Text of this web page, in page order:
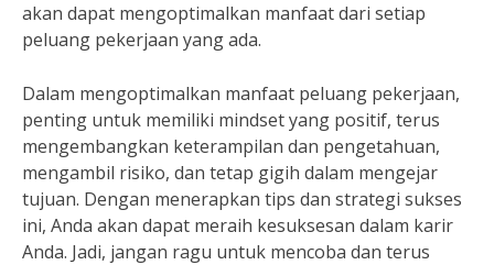
akan dapat mengoptimalkan manfaat dari setiap
peluang pekerjaan yang ada.
Dalam mengoptimalkan manfaat peluang pekerjaan,
penting untuk memiliki mindset yang positif, terus
mengembangkan keterampilan dan pengetahuan,
mengambil risiko, dan tetap gigih dalam mengejar
tujuan. Dengan menerapkan tips dan strategi sukses
ini, Anda akan dapat meraih kesuksesan dalam karir
Anda. Jadi, jangan ragu untuk mencoba dan terus